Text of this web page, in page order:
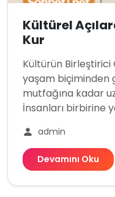
Kültürel
Kur
Kültürün
yaşam biçiminden
mutfağına kadar
İnsanları birbirine
admin
Devamını Oku